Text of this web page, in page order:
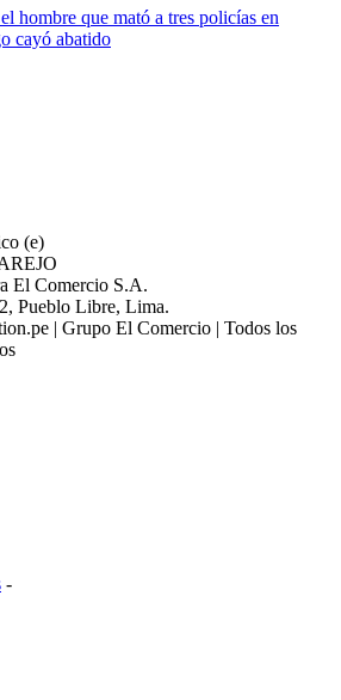
(e)
El Comercio S.A.
Pueblo Libre, Lima.
| Grupo El Comercio | Todos los
-